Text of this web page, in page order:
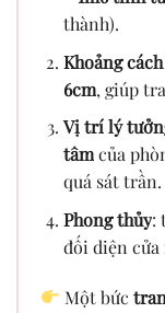
thành).
Khoảng
6cm, giúp
Vị trí lý
tâmcủa
quá sát trần.
Phong thủy:
đối diện cửa
Một bức